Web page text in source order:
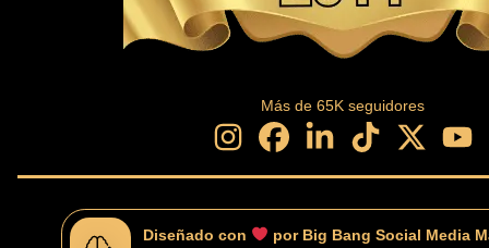
Más de65K seguidores
Diseñado con por Big Bang Social Media